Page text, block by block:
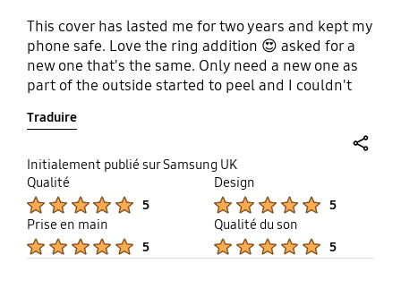
This cover has lasted me for two years and kept my
phone safe. Love the ring addition 😍 asked for a
new one that's the same. Only need a new one as
part of the outside started to peel and I couldn't
Traduire
Initialement publié sur Samsung UK
Qualité
5
Design
5
Prise en main
5
Qualité du son
5